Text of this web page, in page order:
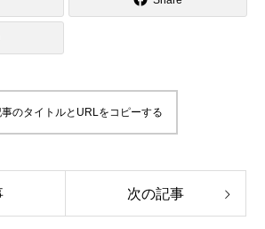
事のタイトルとURLをコピーする
次の記事